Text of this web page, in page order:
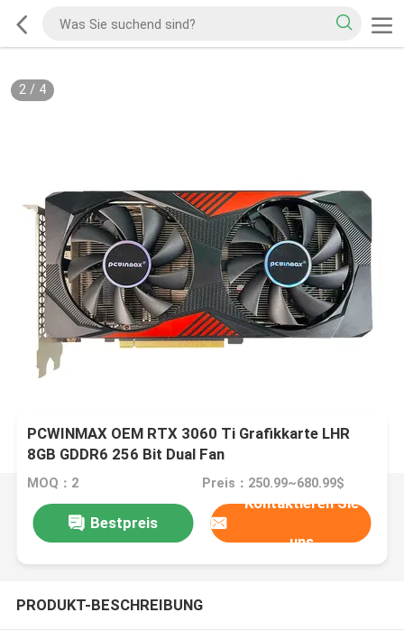
2/ 4
PCWINMAX OEM RTX 3060 Ti Grafikkarte LHR
8GB GDDR6 256 Bit Dual Fan
MOQ：2 Preis：250.99~680.99$
Bestpreis
Kontaktieren Sie
uns
PRODUKT-BESCHREIBUNG